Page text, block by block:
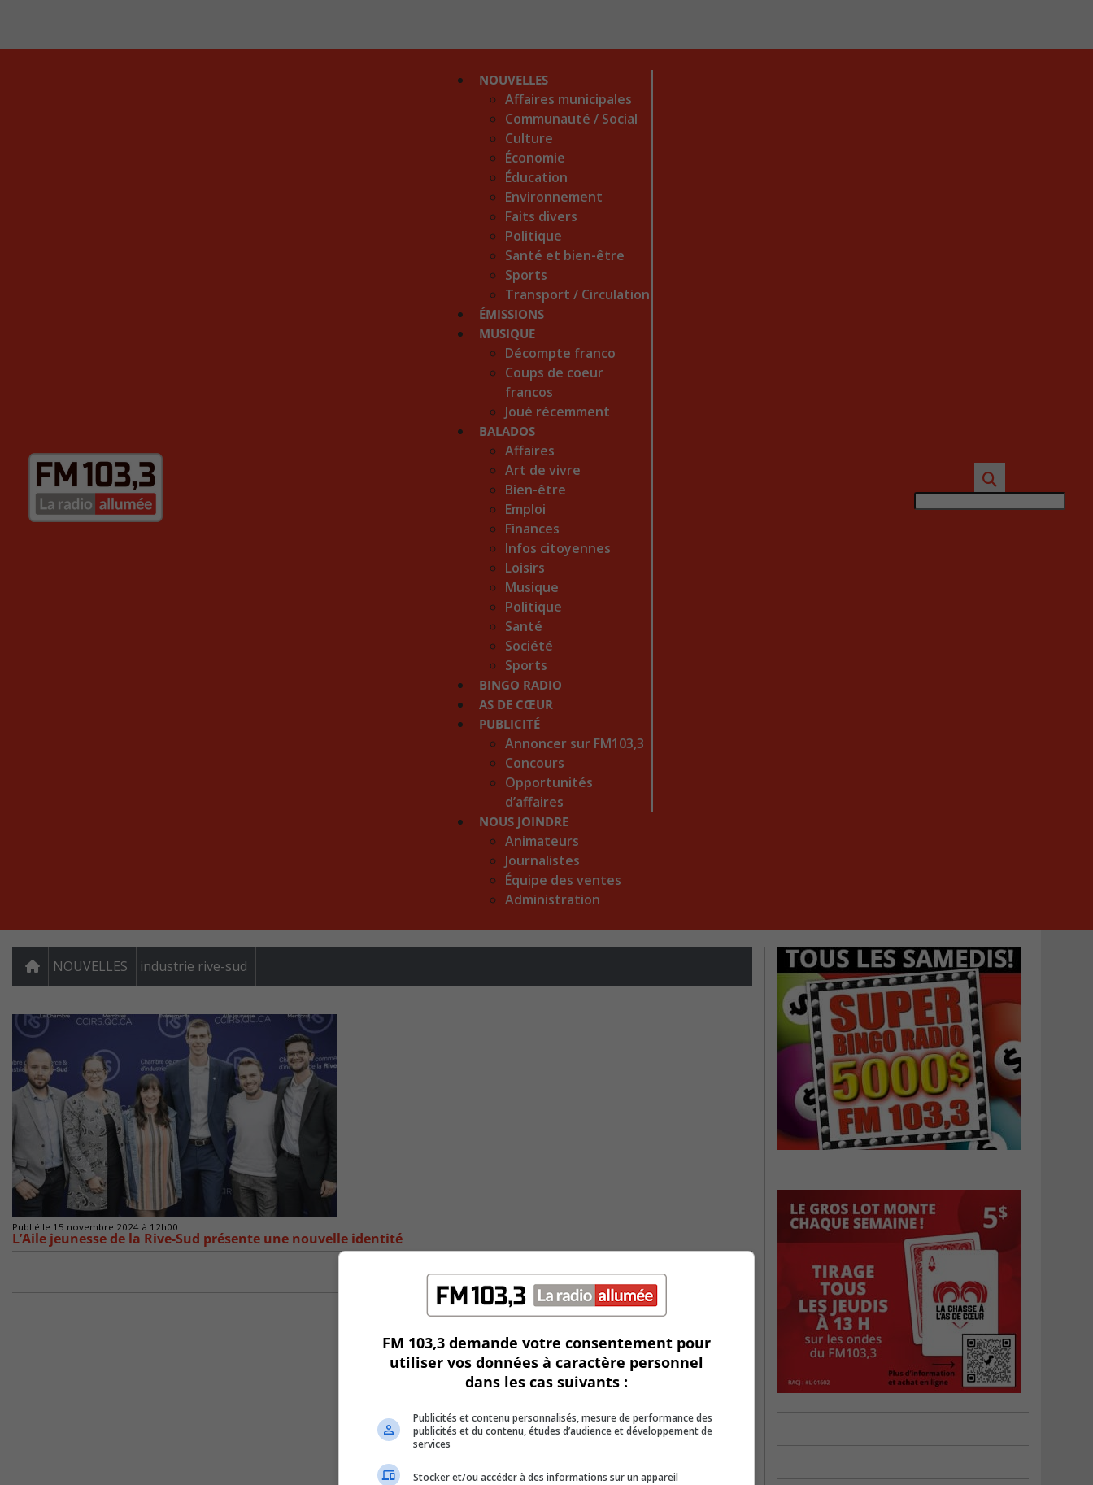
NOUVELLES
Affaires municipales
Communauté / Social
Culture
Économie
Éducation
Environnement
Faits divers
Politique
Santé et bien-être
Sports
Transport / Circulation
ÉMISSIONS
MUSIQUE
Décompte franco
Coups de coeur
francos
Joué récemment
BALADOS
Affaires
Art de vivre
Bien-être
Emploi
Finances
Infos citoyennes
Loisirs
Musique
Politique
Santé
Société
Sports
BINGO RADIO
AS DE CŒUR
PUBLICITÉ
Annoncer sur FM103,3
Concours
Opportunités
d’affaires
NOUS JOINDRE
Animateurs
Journalistes
Équipe des ventes
Administration
NOUVELLES industrie rive-sud
Publié le 15 novembre 2024 à 12h00
L’Aile jeunesse de la Rive-Sud présente une nouvelle identité
FM 103,3 demande votre consentement pour
utiliser vos données à caractère personnel
dans les cas suivants :
Publicités et contenu personnalisés, mesure de performance des
publicités et du contenu, études d’audience et développement de
services
Stocker et/ou accéder à des informations sur un appareil